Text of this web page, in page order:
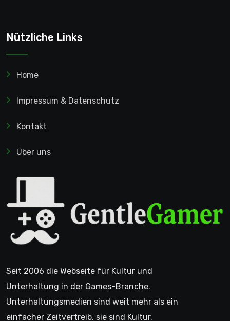
Nützliche Links
Home
Impressum & Datenschutz
Kontakt
Über uns
Seit 2006 die Webseite für Kultur und
Unterhaltung in der Games-Branche.
Unterhaltungsmedien sind weit mehr als ein
einfacher Zeitvertreib, sie sind Kultur.